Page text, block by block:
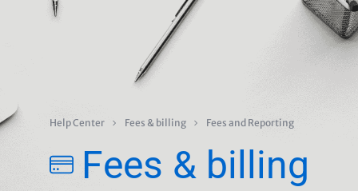
Help Center Fees & billing Fees and Reporting
Fees & billing